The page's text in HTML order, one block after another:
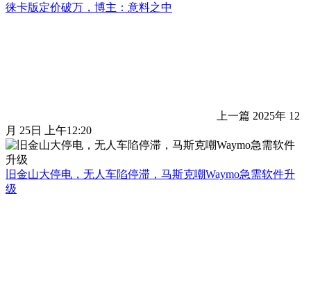
徕卡版定价破万，博主：意料之中
上一篇 2025年 12
月 25日 上午12:20
旧金山大停电，无人车陷停滞，马斯克嘲Waymo急需软件升
级